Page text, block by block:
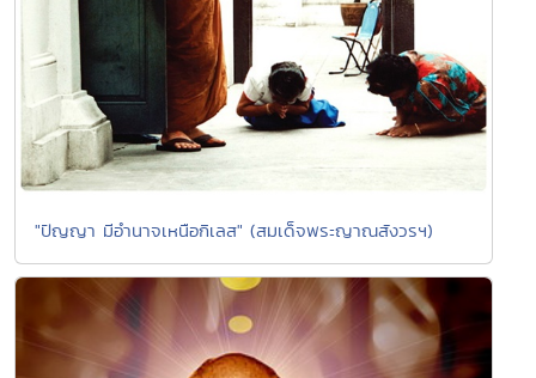
"ปัญญา มีอำนาจเหนือกิเลส" (สมเด็จพระญาณสังวรฯ)